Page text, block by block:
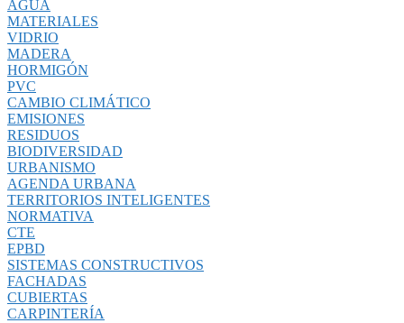
AGUA
MATERIALES
VIDRIO
MADERA
HORMIGÓN
PVC
CAMBIO CLIMÁTICO
EMISIONES
RESIDUOS
BIODIVERSIDAD
URBANISMO
AGENDA URBANA
TERRITORIOS INTELIGENTES
NORMATIVA
CTE
EPBD
SISTEMAS CONSTRUCTIVOS
FACHADAS
CUBIERTAS
CARPINTERÍA